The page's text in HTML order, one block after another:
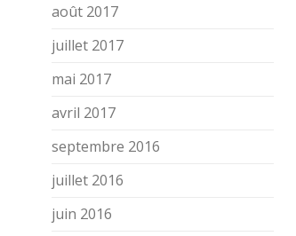
août 2017
juillet 2017
mai 2017
avril 2017
septembre 2016
juillet 2016
juin 2016